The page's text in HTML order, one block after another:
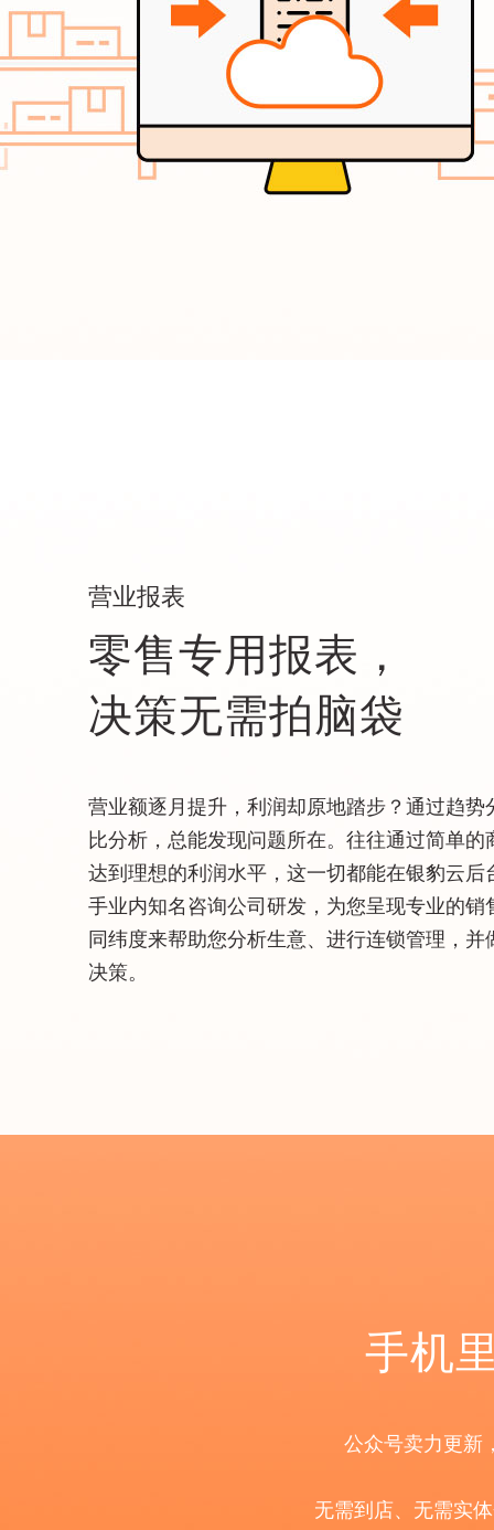
营业报表
零售专用报表，
决策无需拍脑袋
营业额逐月提升，利润却原地踏步？通过趋势
比分析，总能发现问题所在。往往通过简单的
达到理想的利润水平，这一切都能在银豹云后
手业内知名咨询公司研发，为您呈现专业的销
同纬度来帮助您分析生意、进行连锁管理，并
决策。
手机
公众号卖力更新
无需到店、无需实